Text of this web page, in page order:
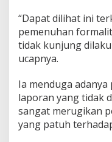
“Dapat dilihat ini
pemenuhan
tidak kunjung
ucapnya.
Ia menduga
laporan yang tidak
sangat merugikan
yang patuh